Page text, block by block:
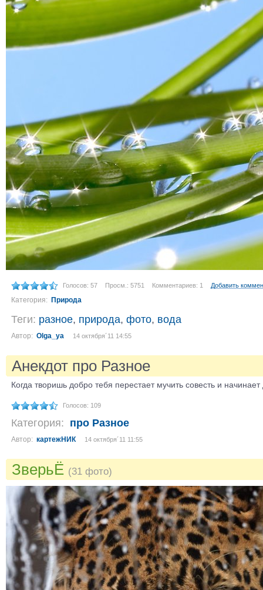
Голосов: 57 Просм.: 5751 Комментариев: 1 Добавить
Категория: Природа
Теги: разное, природа, фото, вода
Автор: Olga_ya 14 октября´11 14:55
Анекдот про Разное
Когда творишь добро тебя перестает мучить совесть и
Голосов: 109
Категория: про Разное
Автор: картежНИК 14 октября´11 11:55
ЗверьЁ (31 фото)